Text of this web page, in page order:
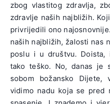
zbog vlastitog zdravlja,
zdravlje naših najbližih.
privrijedili ono
naših najbližih, žalosti nas
poslu i u društvu. Doista,
tako teško. No, danas je
sobom božansko
vidimo nadu koja se pred